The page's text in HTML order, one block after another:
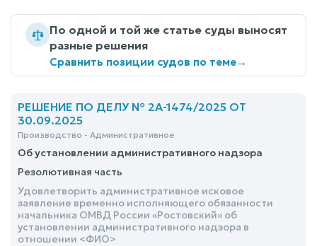
По одной и той же статье суды выносят
разные решения
Сравнить позиции судов по теме→
РЕШЕНИЕ ПО ДЕЛУ № 2А-1474/2025 ОТ
30.09.2025
Производство - Административное
Об установлении административного надзора
Резолютивная часть
Удовлетворить административное исковое
заявление временно исполняющего обязанности
начальника ОМВД России «Ростовский» об
установлении административного надзора в
отношении <ФИО>